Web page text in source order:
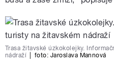
Trasa žitavské úzkokolejky.
nádraží
foto: Jaroslava Mannová